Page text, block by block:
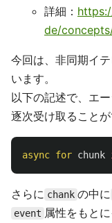
詳細：
de/
今回は、非同期イ
います。
以下の記述で、エ
逐次受け取ることが
async for chunk
さらに chank の中に
event 属性をもと